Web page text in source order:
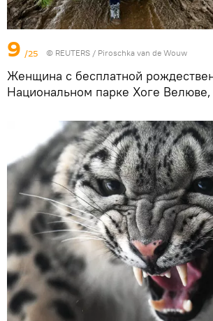
9 /25 © REUTERS / Piroschka van de Wouw
Женщина с бесплатной
Национальном парке Хоге